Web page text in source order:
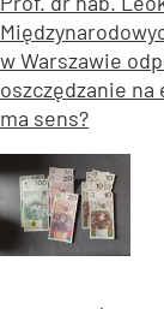
w Warszawie
oszczędzanie
ma sens?